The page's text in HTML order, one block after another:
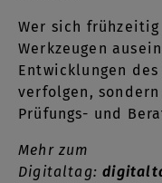
Wer sich
Werkzeugen
Entwicklungen
verfolgen,
Prüfungs- und
Mehr zum
Digitaltag: